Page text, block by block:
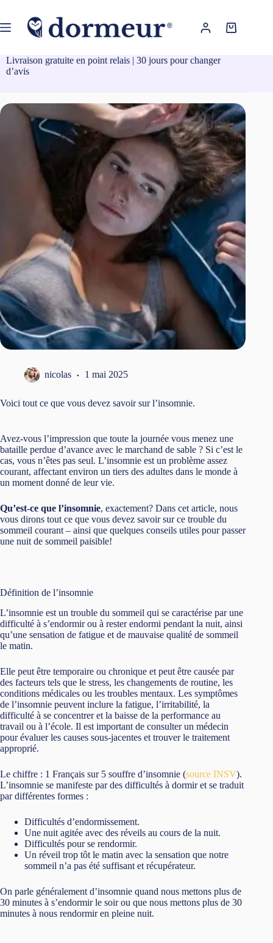
contenu
Panier
Livraison gratuite en point relais | 30 jours pour changer
d’avis
nicolas 1 mai 2025
Voici tout ce que vous devez savoir sur l’insomnie.
Avez-vous l’impression que toute la journée vous menez une
bataille perdue d’avance avec le marchand de sable ? Si c’est le
cas, vous n’êtes pas seul. L’insomnie est un problème assez
courant, affectant environ un tiers des adultes dans le monde à
un moment donné de leur vie.
Qu’est-ce que l’insomnie, exactement? Dans cet article, nous
vous dirons tout ce que vous devez savoir sur ce trouble du
sommeil courant – ainsi que quelques conseils utiles pour passer
une nuit de sommeil paisible!
Définition de l’insomnie
L’insomnie est un trouble du sommeil qui se caractérise par une
difficulté à s’endormir ou à rester endormi pendant la nuit, ainsi
qu’une sensation de fatigue et de mauvaise qualité de sommeil
le matin.
Elle peut être temporaire ou chronique et peut être causée par
des facteurs tels que le stress, les changements de routine, les
conditions médicales ou les troubles mentaux. Les symptômes
de l’insomnie peuvent inclure la fatigue, l’irritabilité, la
difficulté à se concentrer et la baisse de la performance au
travail ou à l’école. Il est important de consulter un médecin
pour évaluer les causes sous-jacentes et trouver le traitement
approprié.
Le chiffre : 1 Français sur 5 souffre d’insomnie (source INSV).
L’insomnie se manifeste par des difficultés à dormir et se traduit
par différentes formes :
Difficultés d’endormissement.
Une nuit agitée avec des réveils au cours de la nuit.
Difficultés pour se rendormir.
Un réveil trop tôt le matin avec la sensation que notre
sommeil n’a pas été suffisant et récupérateur.
On parle généralement d’insomnie quand nous mettons plus de
30 minutes à s’endormir le soir ou que nous mettons plus de 30
minutes à nous rendormir en pleine nuit.